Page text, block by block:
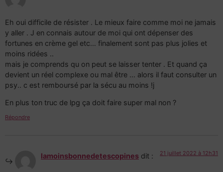
Eh oui difficile de résister . Le mieux faire comme moi ne jamais
y aller . J en connais autour de moi qui ont dépenser des
fortunes en crème gel etc… finalement sont pas plus jolies et
moins ridées ..
mais je comprends qu on peut se laisser tenter . Et quand ça
devient un réel complexe ou mal être … alors il faut consulter un
psy.. c est remboursé par la sécu au moins !j
En plus ton truc de lpg ça doit faire super mal non ?
Répondre
lamoinsbonnedetescopines dit : 21 juillet 2022 à 12h31